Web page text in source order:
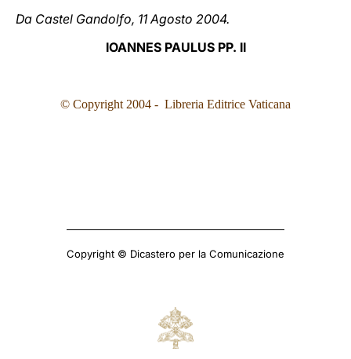
Da Castel Gandolfo, 11 Agosto 2004.
IOANNES PAULUS PP. II
© Copyright 2004 - Libreria Editrice Vaticana
Copyright © Dicastero per la Comunicazione